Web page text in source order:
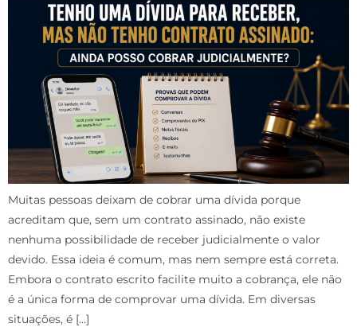
Muitas pessoas deixam de cobrar uma dívida porque
acreditam que, sem um contrato assinado, não existe
nenhuma possibilidade de receber judicialmente o valor
devido. Essa ideia é comum, mas nem sempre está correta.
Embora o contrato escrito facilite muito a cobrança, ele não
é a única forma de comprovar uma dívida. Em diversas
situações, é […]